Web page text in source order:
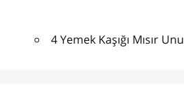
4 Yemek Kaşığı Mısır Unu